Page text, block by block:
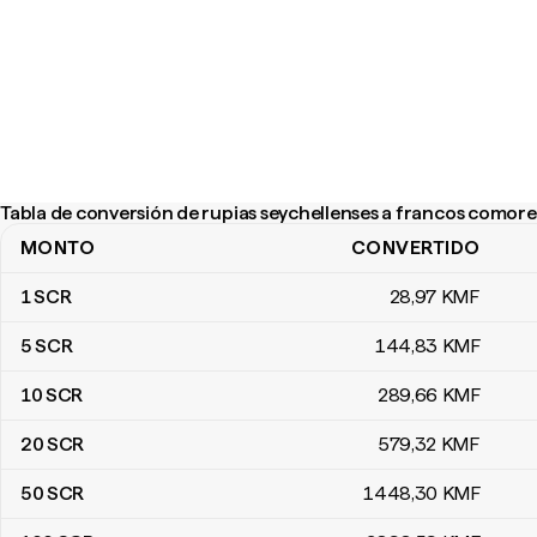
Tabla de conversión de rupias seychellenses a francos
Tabla de conversión de rupias seychellenses a francos
MONTO CONVERTIDO
1SCR 28,97 KMF
5SCR 144,83 KMF
10SCR 289,66 KMF
20SCR 579,32 KMF
50SCR 1448,30 KMF